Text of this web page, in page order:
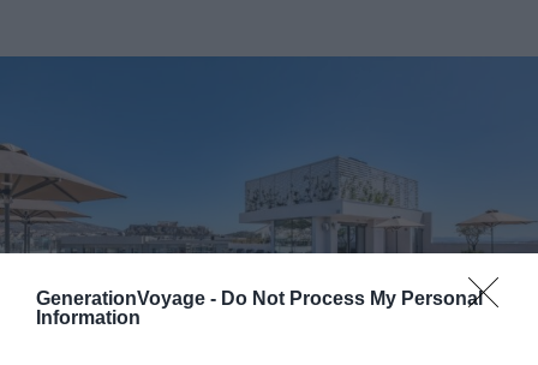
GenerationVoyage - Do Not Process My Personal
Information